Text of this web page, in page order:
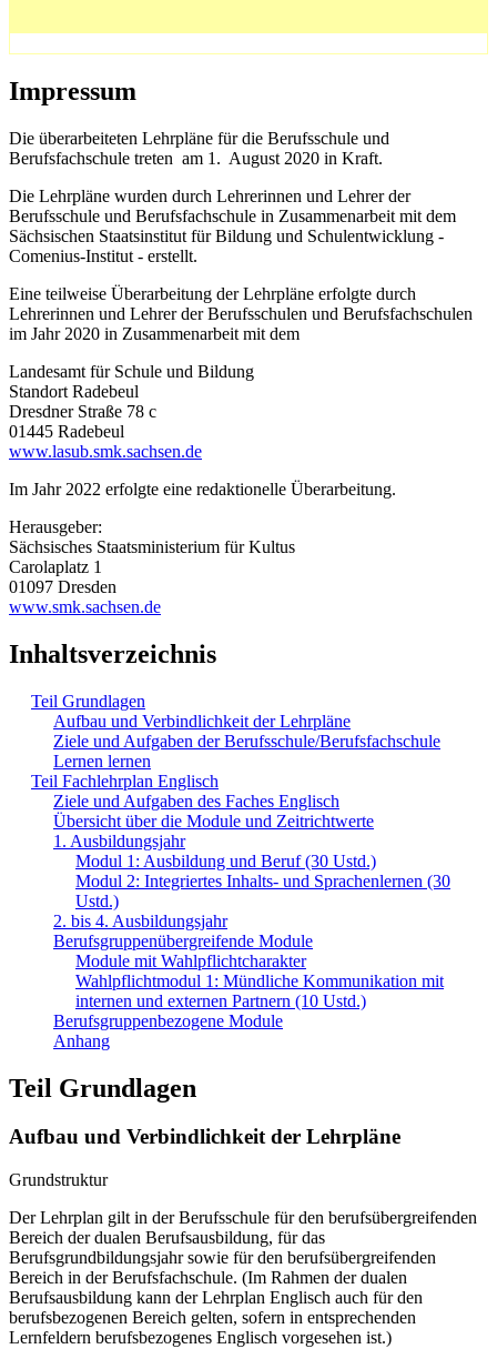
Impressum
Die überarbeiteten Lehrpläne für die Berufsschule und
Berufsfachschule treten am 1. August 2020 in Kraft.
Die Lehrpläne wurden durch Lehrerinnen und Lehrer der
Berufsschule und Berufsfachschule in Zusammenarbeit mit dem
Sächsischen Staatsinstitut für Bildung und Schulentwicklung -
Comenius-Institut - erstellt.
Eine teilweise Überarbeitung der Lehrpläne erfolgte durch
Lehrerinnen und Lehrer der Berufsschulen und Berufsfachschulen
im Jahr 2020 in Zusammenarbeit mit dem
Landesamt für Schule und Bildung
Standort Radebeul
Dresdner Straße 78 c
01445 Radebeul
www.lasub.smk.sachsen.de
Im Jahr 2022 erfolgte eine redaktionelle Überarbeitung.
Herausgeber:
Sächsisches Staatsministerium für Kultus
Carolaplatz 1
01097 Dresden
www.smk.sachsen.de
Inhaltsverzeichnis
Teil Grundlagen
Aufbau und Verbindlichkeit der Lehrpläne
Ziele und Aufgaben der Berufsschule/Berufsfachschule
Lernen lernen
Teil Fachlehrplan Englisch
Ziele und Aufgaben des Faches Englisch
Übersicht über die Module und Zeitrichtwerte
1. Ausbildungsjahr
Modul 1: Ausbildung und Beruf (30 Ustd.)
Modul 2: Integriertes Inhalts- und Sprachenlernen (30
Ustd.)
2. bis 4. Ausbildungsjahr
Berufsgruppenübergreifende Module
Module mit Wahlpflichtcharakter
Wahlpflichtmodul 1: Mündliche Kommunikation mit
internen und externen Partnern (10 Ustd.)
Berufsgruppenbezogene Module
Anhang
Teil Grundlagen
Aufbau und Verbindlichkeit der Lehrpläne
Grundstruktur
Der Lehrplan gilt in der Berufsschule für den berufsübergreifenden
Bereich der dualen Berufsausbildung, für das
Berufsgrundbildungsjahr sowie für den berufsübergreifenden
Bereich in der Berufsfachschule. (Im Rahmen der dualen
Berufsausbildung kann der Lehrplan Englisch auch für den
berufsbezogenen Bereich gelten, sofern in entsprechenden
Lernfeldern berufsbezogenes Englisch vorgesehen ist.)